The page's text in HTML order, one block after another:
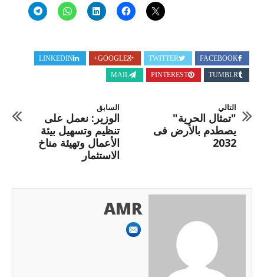
FACEBOOK
TWITTER
GOOGLE+
LINKEDIN
TUMBLR
PINTEREST
MAIL
السابق
الوزير: نعمل على
تنظيم وتسهيل بيئة
الأعمال وتهيئة مناخ
الاستثمار
التالي
"تمثال الحرية"
يصطدم بالأرض فى
2032
AMR